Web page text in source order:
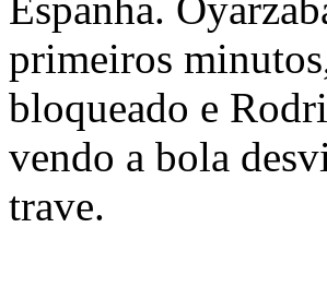
primeiros
bloqueado e
vendo a bola
trave.